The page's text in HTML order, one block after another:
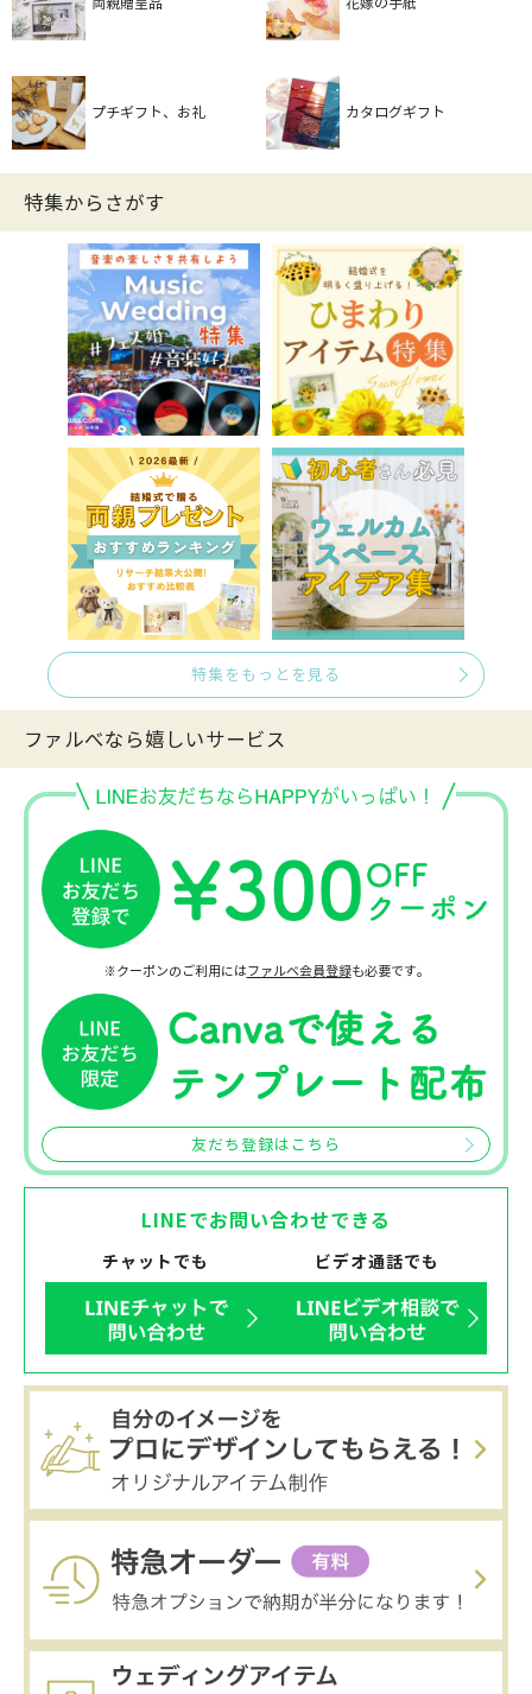
プチギフト、お礼 カタログギフト
特集からさがす
特集をもっとを見る
ファルべなら嬉しいサービス
※クーポンのご利用にはファルベ会員登録も必要です。
友だち登録はこちら
LINEでお問い合わせできる
チャットでも ビデオ通話でも